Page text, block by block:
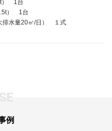
） 1台
） 1台
排水量20㎥/日） １式
例